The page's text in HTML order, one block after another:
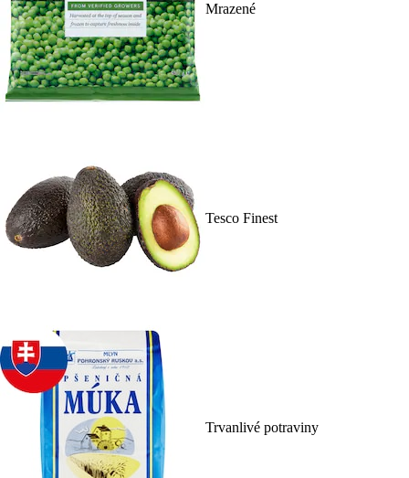
Mrazené
Tesco Finest
Trvanlivé potraviny